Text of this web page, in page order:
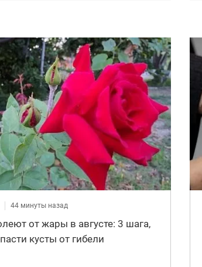
44 минуты назад
от жары в августе: 3 шага,
кусты от гибели